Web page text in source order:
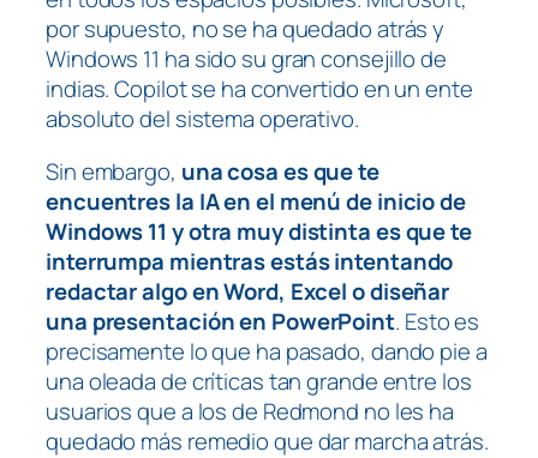
por supuesto, no se ha quedado atrás y
Windows 11 ha sido su gran consejillo de
indias. Copilot se ha convertido en un ente
absoluto del sistema operativo.
Sin embargo, una cosa es que te
encuentres la IA en el menú de inicio de
Windows 11 y otra muy distinta es que te
interrumpa mientras estás intentando
redactar algo en Word, Excel o diseñar
una presentación en PowerPoint. Esto es
precisamente lo que ha pasado, dando pie a
una oleada de críticas tan grande entre los
usuarios que a los de Redmond no les ha
quedado más remedio que dar marcha atrás.